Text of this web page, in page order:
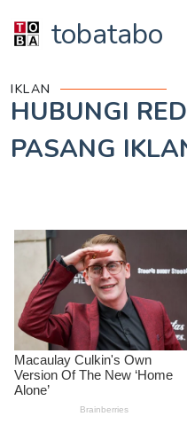
tobatabo
IKLAN
HUBUNGI
PASANG